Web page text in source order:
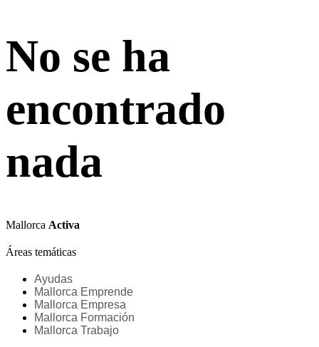
No se ha
encontrado
nada
Mallorca Activa
Áreas temáticas
Ayudas
Mallorca Emprende
Mallorca Empresa
Mallorca Formación
Mallorca Trabajo